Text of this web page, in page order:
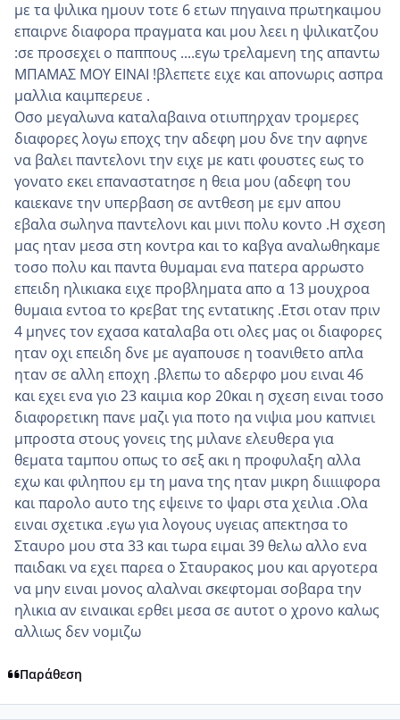
με τα ψιλικα ημουν τοτε 6 ετων πηγαινα πρωτηκαιμου
επαιρνε διαφορα πραγματα και μου λεει η ψιλικατζου
:σε προσεχει ο παππους ....εγω τρελαμενη της απαντω
ΜΠΑΜΑΣ ΜΟΥ ΕΙΝΑΙ !βλεπετε ειχε και απονωρις ασπρα
μαλλια καιμπερευε .
Οσο μεγαλωνα καταλαβαινα οτιυπηρχαν τρομερες
διαφορες λογω εποχς την αδεφη μου δνε την αφηνε
να βαλει παντελονι την ειχε με κατι φουστες εως το
γονατο εκει επαναστατησε η θεια μου (αδεφη του
καιεκανε την υπερβαση σε αντθεση με εμν απου
εβαλα σωληνα παντελονι και μινι πολυ κοντο .Η σχεση
μας ηταν μεσα στη κοντρα και το καβγα αναλωθηκαμε
τοσο πολυ και παντα θυμαμαι ενα πατερα αρρωστο
επειδη ηλικιακα ειχε προβληματα απο α 13 μουχροα
θυμαια εντοα το κρεβατ της εντατικης .Ετσι οταν πριν
4 μηνες τον εχασα καταλαβα οτι ολες μας οι διαφορες
ηταν οχι επειδη δνε με αγαπουσε η τοανιθετο απλα
ηταν σε αλλη εποχη .βλεπω το αδερφο μου ειναι 46
και εχει ενα γιο 23 καιμια κορ 20και η σχεση ειναι τοσο
διαφορετικη πανε μαζι για ποτο ηα νιψια μου καπνιει
μπροστα στους γονεις της μιλανε ελευθερα για
θεματα ταμπου οπως το σεξ ακι η προφυλαξη αλλα
εχω και φιληπου εμ τη μανα της ηταν μικρη διιιιιφορα
και παρολο αυτο της εψεινε το ψαρι στα χειλια .Ολα
ειναι σχετικα .εγω για λογους υγειας απεκτησα το
Σταυρο μου στα 33 και τωρα ειμαι 39 θελω αλλο ενα
παιδακι να εχει παρεα ο Σταυρακος μου και αργοτερα
να μην ειναι μονος αλαλναι σκεφτομαι σοβαρα την
ηλικια αν ειναικαι ερθει μεσα σε αυτοτ ο χρονο καλως
αλλιως δεν νομιζω
Παράθεση